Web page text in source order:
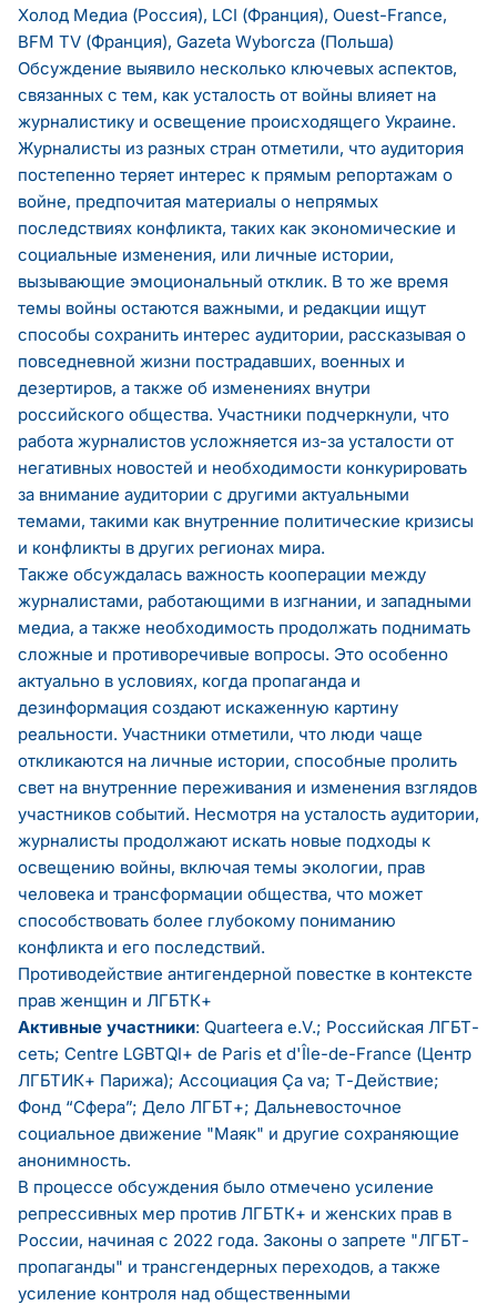
Холод Медиа (Россия), LCI (Франция), Ouest-France,
BFM TV (Франция), Gazeta Wyborcza (Польша)
Обсуждение выявило несколько ключевых аспектов,
связанных с тем, как усталость от войны влияет на
журналистику и освещение происходящего Украине.
Журналисты из разных стран отметили, что аудитория
постепенно теряет интерес к прямым репортажам о
войне, предпочитая материалы о непрямых
последствиях конфликта, таких как экономические и
социальные изменения, или личные истории,
вызывающие эмоциональный отклик. В то же время
темы войны остаются важными, и редакции ищут
способы сохранить интерес аудитории, рассказывая о
повседневной жизни пострадавших, военных и
дезертиров, а также об изменениях внутри
российского общества. Участники подчеркнули, что
работа журналистов усложняется из-за усталости от
негативных новостей и необходимости конкурировать
за внимание аудитории с другими актуальными
темами, такими как внутренние политические кризисы
и конфликты в других регионах мира.
Также обсуждалась важность кооперации между
журналистами, работающими в изгнании, и западными
медиа, а также необходимость продолжать поднимать
сложные и противоречивые вопросы. Это особенно
актуально в условиях, когда пропаганда и
дезинформация создают искаженную картину
реальности. Участники отметили, что люди чаще
откликаются на личные истории, способные пролить
свет на внутренние переживания и изменения взглядов
участников событий. Несмотря на усталость аудитории,
журналисты продолжают искать новые подходы к
освещению войны, включая темы экологии, прав
человека и трансформации общества, что может
способствовать более глубокому пониманию
конфликта и его последствий.
Противодействие антигендерной повестке в контексте
прав женщин и ЛГБТК+
Активные участники: Quarteera e.V.; Российская ЛГБТ-
сеть; Centre LGBTQI+ de Paris et d'Île-de-France (Центр
ЛГБТИК+ Парижа); Ассоциация Ça va; Т-Действие;
Фонд “Сфера”; Дело ЛГБТ+; Дальневосточное
социальное движение "Маяк" и другие сохраняющие
анонимность.
В процессе обсуждения было отмечено усиление
репрессивных мер против ЛГБТК+ и женских прав в
России, начиная с 2022 года. Законы о запрете "ЛГБТ-
пропаганды" и трансгендерных переходов, а также
усиление контроля над общественными